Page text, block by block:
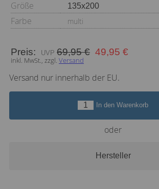
Größe
Farbe
multi
Preis: 69,95 € 49,95 €
inkl. MwSt., zzgl. Versand
Versand nur innerhalb der EU.
In den Warenkorb
oder
Hersteller